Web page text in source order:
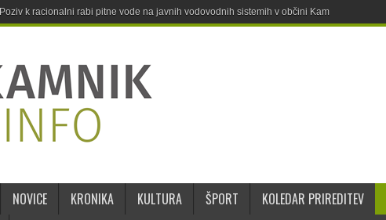
Poziv k racionalni rabi pitne vode na javnih vodovodnih sistemih v občini Kamnik
NOVICE KRONIKA KULTURA ŠPORT KOLEDAR PRIREDITEV